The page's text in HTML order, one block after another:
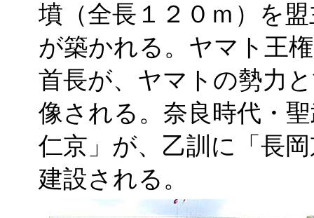
墳（全長１２０ｍ）を
が築かれる。ヤマト王
首長が、ヤマトの勢力
像される。奈良時代・
仁京」が、乙訓に「長
建設される。